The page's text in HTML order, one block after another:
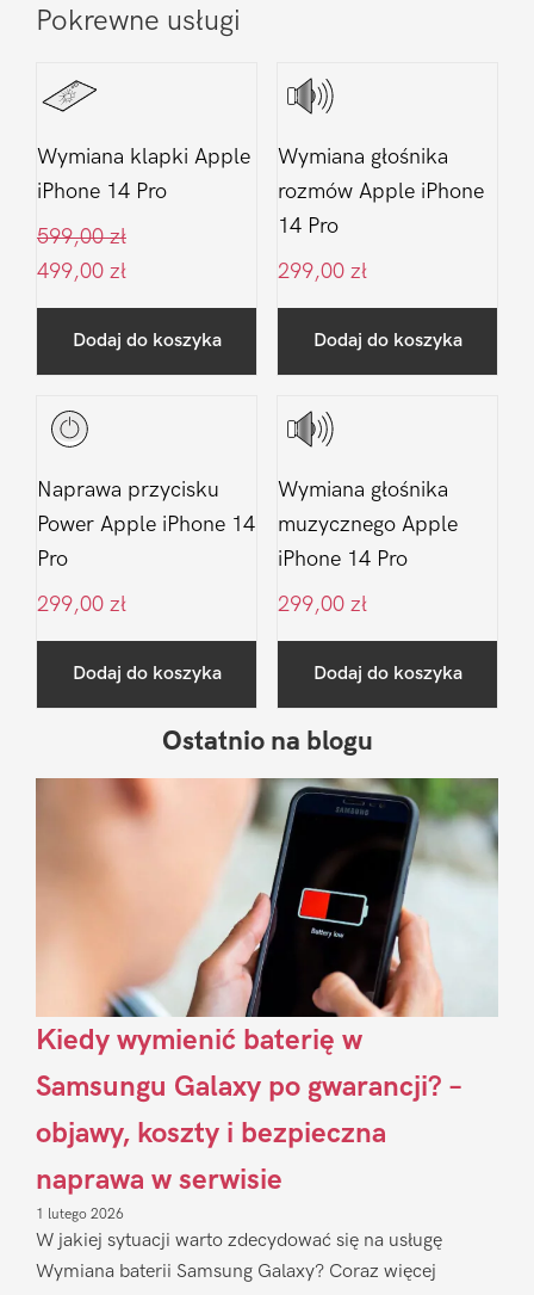
Pokrewne usługi
Wymiana klapki Apple
iPhone 14 Pro
599,00zł
499,00 zł
Dodaj do koszyka
Wymiana głośnika
rozmów Apple iPhone
14 Pro
299,00 zł
Dodaj do koszyka
Naprawa przycisku
Power Apple iPhone 14
Pro
299,00 zł
Dodaj do koszyka
Wymiana głośnika
muzycznego Apple
iPhone 14 Pro
299,00 zł
Dodaj do koszyka
Sidebar
Ostatnio na blogu
Kiedy wymienić baterię w
Samsungu Galaxy po gwarancji? –
objawy, koszty i bezpieczna
naprawa w serwisie
1 lutego 2026
W jakiej sytuacji warto zdecydować się na usługę
Wymiana baterii Samsung Galaxy? Coraz więcej